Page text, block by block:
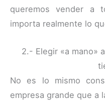
queremos vender a
importa realmente lo
2.- Elegir «a mano»
No es lo mismo
empresa grande que a